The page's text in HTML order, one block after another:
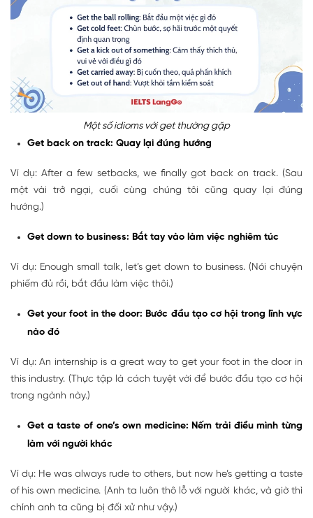
Một số idioms với get thường gặp
Get back on track: Quay lại đúng hướng
Ví dụ: After a few setbacks, we finally got back on track. (Sau
một vài trở ngại, cuối cùng chúng tôi cũng quay lại đúng
hướng.)
Get down to business: Bắt tay vào làm việc nghiêm túc
Ví dụ: Enough small talk, let’s get down to business. (Nói chuyện
phiếm đủ rồi, bắt đầu làm việc thôi.)
Get your foot in the door: Bước đầu tạo cơ hội trong lĩnh vực
nào đó
Ví dụ: An internship is a great way to get your foot in the door in
this industry. (Thực tập là cách tuyệt vời để bước đầu tạo cơ hội
trong ngành này.)
Get a taste of one’s own medicine: Nếm trải điều mình từng
làm với người khác
Ví dụ: He was always rude to others, but now he’s getting a taste
of his own medicine. (Anh ta luôn thô lỗ với người khác, và giờ thì
chính anh ta cũng bị đối xử như vậy.)